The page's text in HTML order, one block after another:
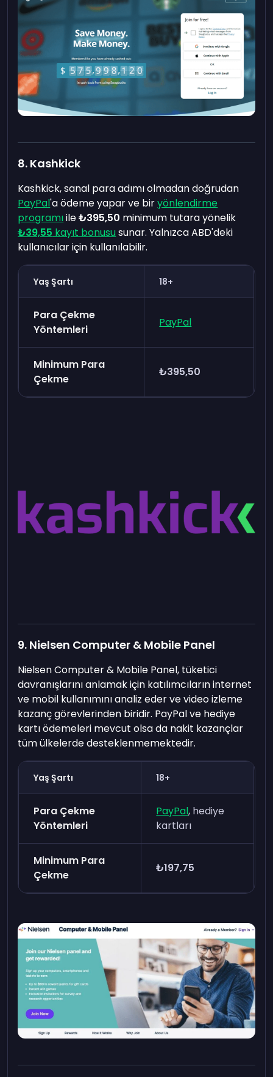
8. Kashkick
Kashkick, sanal para adımı olmadan doğrudan
PayPal'a ödeme yapar ve biryönlendirme
programıile₺395,50 minimum tutara yönelik
₺39,55 kayıt bonususunar. Yalnızca ABD'deki
kullanıcılar için kullanılabilir.
Yaş Şartı 18+
Para Çekme
Yöntemleri
PayPal
Minimum Para
Çekme
₺395,50
9. Nielsen Computer & Mobile Panel
Nielsen Computer & Mobile Panel, tüketici
davranışlarını anlamak için katılımcıların internet
ve mobil kullanımını analiz eder ve video izleme
kazanç görevlerinden biridir. PayPal ve hediye
kartı ödemeleri mevcut olsa da nakit kazançlar
tüm ülkelerde desteklenmemektedir.
Yaş Şartı 18+
Para Çekme
Yöntemleri
PayPal, hediye
kartları
Minimum Para
Çekme
₺197,75